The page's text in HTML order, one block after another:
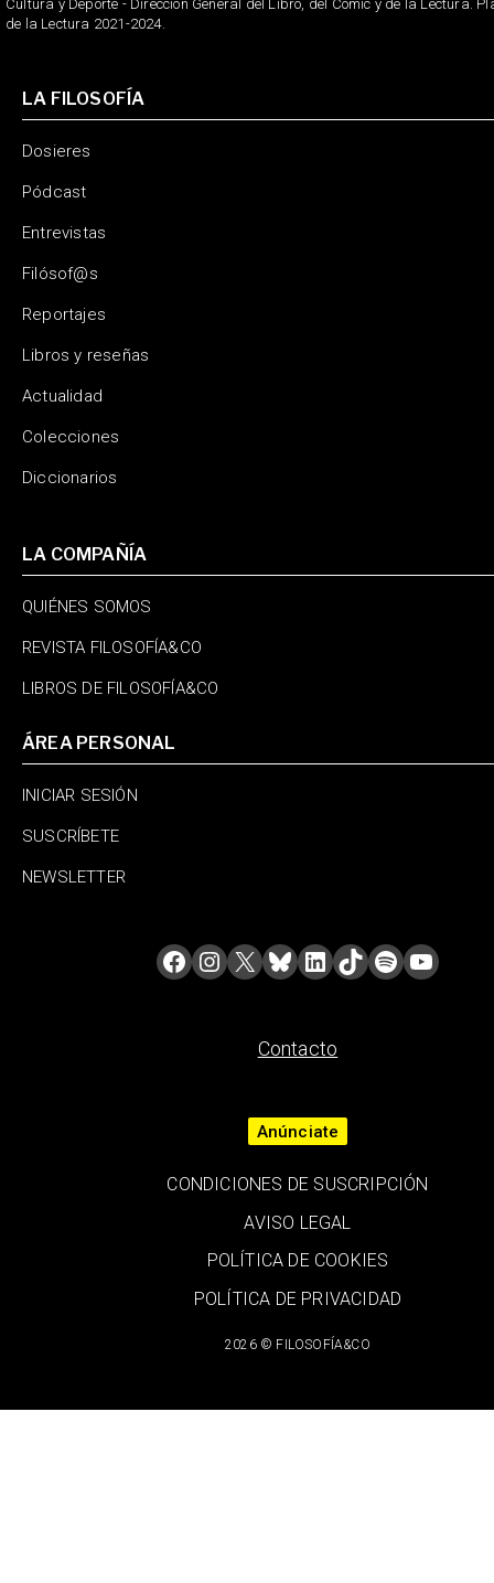
Cultura y Deporte - Dirección General del Libro, del Cómic y de la Lectura.
de la Lectura 2021-2024.
LA FILOSOFÍA
Dosieres
Pódcast
Entrevistas
Filósof@s
Reportajes
Libros y reseñas
Actualidad
Colecciones
Diccionarios
LA COMPAÑÍA
QUIÉNES SOMOS
REVISTA FILOSOFÍA&CO
LIBROS DE FILOSOFÍA&CO
ÁREA PERSONAL
INICIAR SESIÓN
SUSCRÍBETE
NEWSLETTER
Contacto
2026 © FILOSOFÍA&CO
Anúnciate
CONDICIONES DE SUSCRIPCIÓN
AVISO LEGAL
POLÍTICA DE COOKIES
POLÍTICA DE PRIVACIDAD